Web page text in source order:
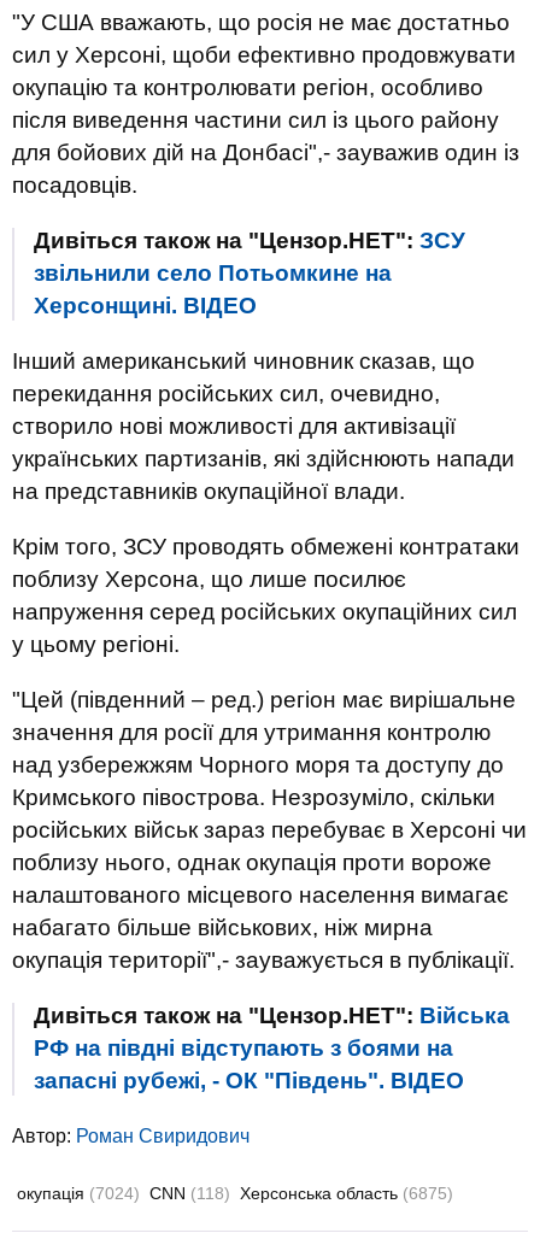
"У США вважають, що росія не має достатньо
сил у Херсоні, щоби ефективно продовжувати
окупацію та контролювати регіон, особливо
після виведення частини сил із цього району
для бойових дій на Донбасі",- зауважив один із
посадовців.
Дивіться також на "Цензор.НЕТ": ЗСУ
звільнили село Потьомкине на
Херсонщині. ВIДЕО
Інший американський чиновник сказав, що
перекидання російських сил, очевидно,
створило нові можливості для активізації
українських партизанів, які здійснюють напади
на представників окупаційної влади.
Крім того, ЗСУ проводять обмежені контратаки
поблизу Херсона, що лише посилює
напруження серед російських окупаційних сил
у цьому регіоні.
"Цей (південний – ред.) регіон має вирішальне
значення для росії для утримання контролю
над узбережжям Чорного моря та доступу до
Кримського півострова. Незрозуміло, скільки
російських військ зараз перебуває в Херсоні чи
поблизу нього, однак окупація проти вороже
налаштованого місцевого населення вимагає
набагато більше військових, ніж мирна
окупація території",- зауважується в публікації.
Дивіться також на "Цензор.НЕТ": Війська
РФ на півдні відступають з боями на
запасні рубежі, - ОК "Південь". ВIДЕО
Автор: Роман Свиридович
окупація (7024) CNN (118) Херсонська область (6875)